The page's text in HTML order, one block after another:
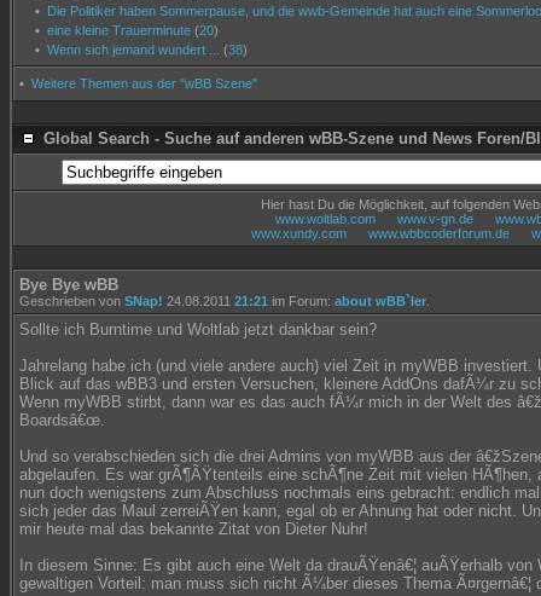
• Die Politiker haben Sommerpause, und die wwb-Gemeinde hat auch eine
• eine kleine Trauerminute (20)
• Wenn sich jemand wundert ... (38)
• Weitere Themen aus der "wBB Szene"
Global Search - Suche auf anderen wBB-Szene und News Foren/
Hier hast Du die Möglichkeit, auf folgenden
www.woltlab.com
www.v-gn.de
www.xundy.com
www.wbbcoderforum.de
Bye Bye wBB
Geschrieben von SNap! 24.08.2011 21:21 im Forum: about wBB`ler
Sollte ich Burntime und Woltlab jetzt dankbar sein?
Jahrelang habe ich (und viele andere auch) viel Zeit in myWBB investiert.
Blick auf das wBB3 und ersten Versuchen, kleinere AddOns dafÃ¼r zu
Wenn myWBB stirbt, dann war es das auch fÃ¼r mich in der Welt des
Boardsâ€œ.
Und so verabschieden sich die drei Admins von myWBB aus der
abgelaufen. Es war grÃ¶ÃŸtenteils eine schÃ¶ne Zeit mit vielen
nun doch wenigstens zum Abschluss nochmals eins gebracht: endlich
sich jeder das Maul zerreiÃŸen kann, egal ob er Ahnung hat oder nicht.
mir heute mal das bekannte Zitat von Dieter Nuhr!
In diesem Sinne: Es gibt auch eine Welt da drauÃŸenâ€¦ auÃŸerhalb
gewaltigen Vorteil: man muss sich nicht Ã¼ber dieses Thema Ã¤rgernâ€¦